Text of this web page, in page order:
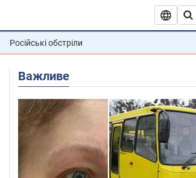
Російські обстріли
Важливе